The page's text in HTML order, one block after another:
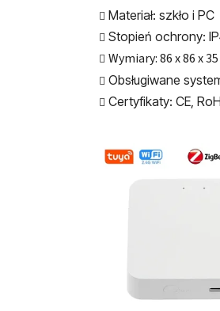
Materiał: szkło i PC
Stopień ochrony:
Wymiary: 86 x 86 x
Obsługiwane
Certyfikaty: CE,